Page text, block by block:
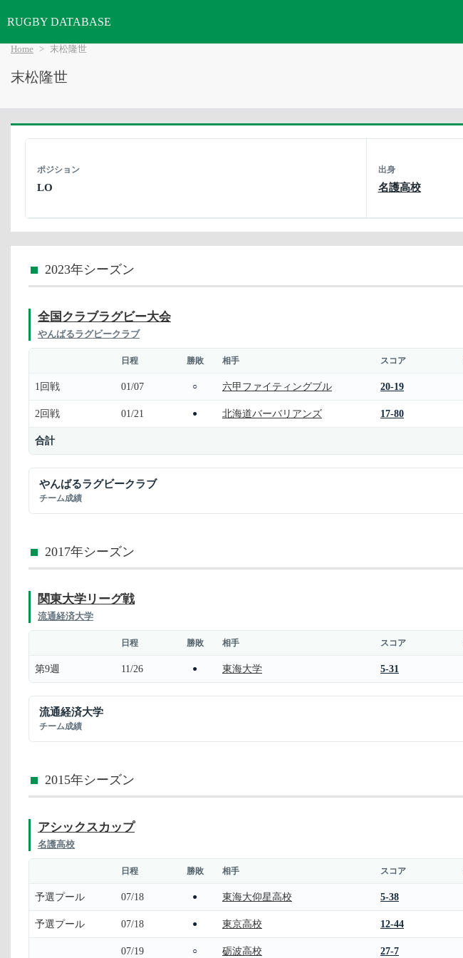
RUGBY DATABASE
Home 末松隆世
末松隆世
ポジション
LO
出身
名護高校
2023年シーズン
全国クラブラグビー大会
やんばるラグビークラブ
日程 勝敗 相手 スコア
1回戦 01/07 ○ 六甲ファイティングブル 20-19
2回戦 01/21 ● 北海道バーバリアンズ 17-80
合計
やんばるラグビークラブ
チーム成績
2017年シーズン
関東大学リーグ戦
流通経済大学
日程 勝敗 相手 スコア
第9週 11/26 ● 東海大学 5-31
流通経済大学
チーム成績
2015年シーズン
アシックスカップ
名護高校
日程 勝敗 相手 スコア
予選プール 07/18 ● 東海大仰星高校 5-38
予選プール 07/18 ● 東京高校 12-44
07/19 ○ 砺波高校 27-7